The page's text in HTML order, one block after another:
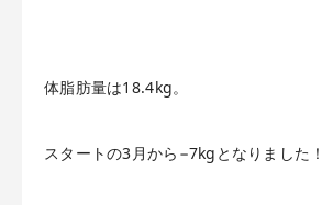
体脂肪量は18.4kg。
スタートの3月から−7kgとなりました！